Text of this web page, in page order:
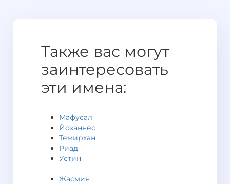
Также вас могут
заинтересовать
эти имена:
Мафусал
Йоханнес
Темирхан
Риад
Устин
Жасмин